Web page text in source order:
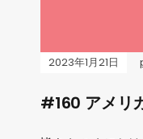
2023年1月21日
#160 アメリ